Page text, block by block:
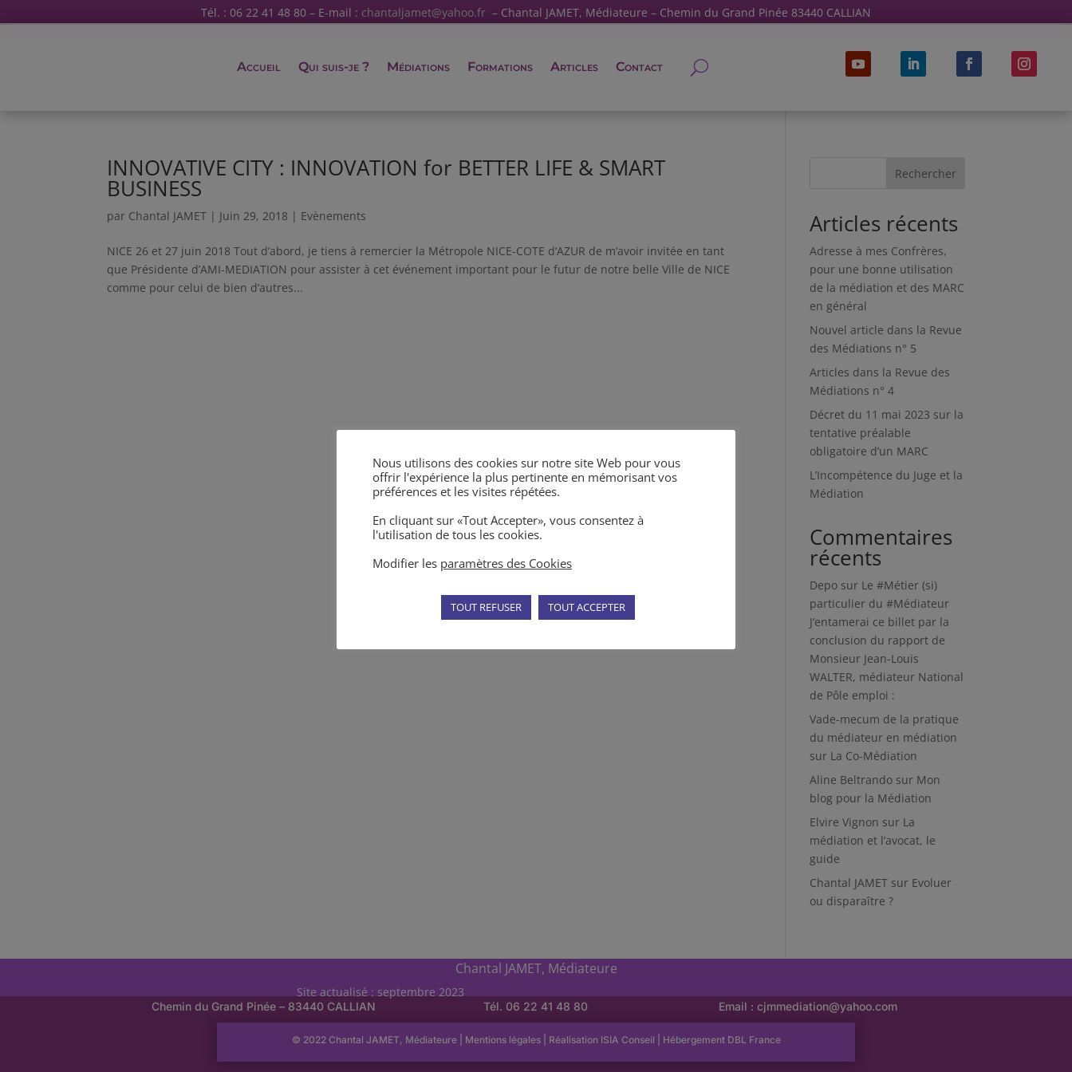
Tél. : 06 22 41 48 80 – E-mail : chantaljamet@yahoo.fr – Chantal JAMET, Médiateure – Chemin du Grand Pinée 83440 CALLIAN
Accueil Qui suis-je ? Médiations Formations Articles Contact
INNOVATIVE CITY : INNOVATION for BETTER LIFE & SMART
BUSINESS
par Chantal JAMET | Juin 29, 2018 | Evènements
NICE 26 et 27 juin 2018 Tout d’abord, je tiens à remercier la Métropole NICE-COTE d’AZUR de m’avoir invitée en tant
que Présidente d’AMI-MEDIATION pour assister à cet événement important pour le futur de notre belle Ville de NICE
comme pour celui de bien d’autres...
Rechercher
Articles récents
Adresse à mes Confrères,
pour une bonne utilisation
de la médiation et des MARC
en général
Nouvel article dans la Revue
des Médiations n° 5
Articles dans la Revue des
Médiations n° 4
Décret du 11 mai 2023 sur la
tentative préalable
obligatoire d’un MARC
L’Incompétence du Juge et la
Médiation
Commentaires
récents
Depo sur Le #Métier (si)
particulier du #Médiateur
J’entamerai ce billet par la
conclusion du rapport de
Monsieur Jean-Louis
WALTER, médiateur National
de Pôle emploi :
Vade-mecum de la pratique
du médiateur en médiation
sur La Co-Médiation
Aline Beltrando sur Mon
blog pour la Médiation
Elvire Vignon sur La
médiation et l’avocat, le
guide
Chantal JAMET sur Evoluer
ou disparaître ?
Chantal JAMET, Médiateure
Site actualisé : septembre 2023
Chemin du Grand Pinée – 83440 CALLIAN Tél. 06 22 41 48 80 Email :cjmmediation@yahoo.com
© 2022 Chantal JAMET, Médiateure | Mentions légales| Réalisation ISIA Conseil Hébergement DBL France
Nous utilisons des cookies sur notre site Web pour vous
offrir l'expérience la plus pertinente en mémorisant vos
préférences et les visites répétées.
En cliquant sur «Tout Accepter», vous consentez à
l'utilisation de tous les cookies.
Modifier les paramètres des Cookies
TOUT REFUSER TOUT ACCEPTER